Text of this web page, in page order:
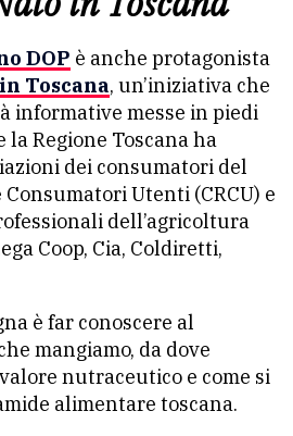
DOP è anche protagonista
Toscana, un’iniziativa che
informative messe in piedi
la Regione Toscana ha
dei consumatori del
Utenti (CRCU) e
dell’agricoltura
Coop, Cia, Coldiretti,
è far conoscere al
mangiamo, da dove
nutraceutico e come si
alimentare toscana.